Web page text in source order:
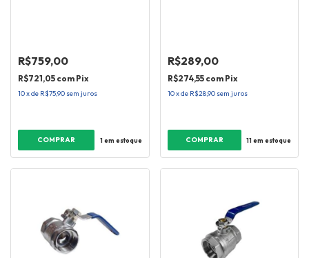
R$759,00
R$721,05 com Pix
10xde R$75,90 sem juros
1em estoque
R$289,00
R$274,55 com Pix
10xde R$28,90 sem juros
11em estoque